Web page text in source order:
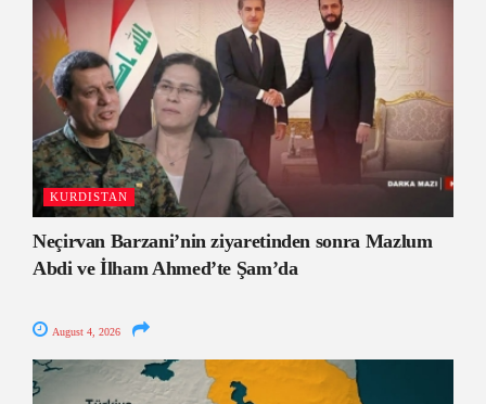
KURDISTAN
Neçirvan Barzani’nin ziyaretinden sonra Mazlum
Abdi ve İlham Ahmed’te Şam’da
August 4, 2026